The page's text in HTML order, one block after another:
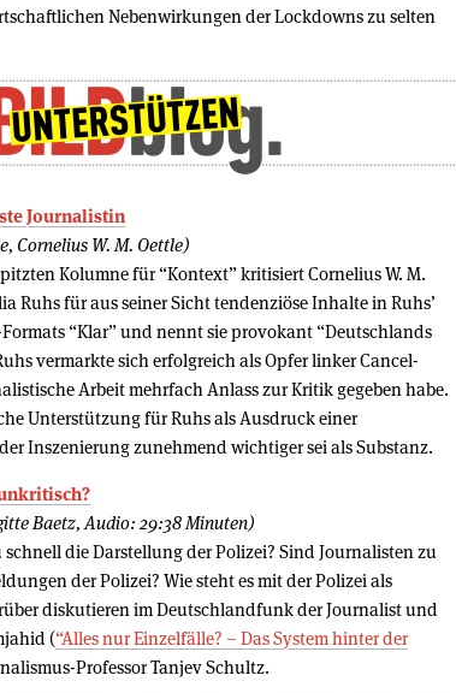
Nebenwirkungen der Lockdowns zu selten
Journalistin
Cornelius W. M. Oettle)
Kolumne für “Kontext” kritisiert Cornelius W. M.
Ruhs für aus seiner Sicht tendenziöse Inhalte in Ruhs’
“Klar” und nennt sie provokant “Deutschlands
vermarkte sich erfolgreich als Opfer linker Cancel-
Arbeit mehrfach Anlass zur Kritik gegeben habe.
Unterstützung für Ruhs als Ausdruck einer
Inszenierung zunehmend wichtiger sei als Substanz.
Baetz, Audio: 29:38 Minuten)
schnell die Darstellung der Polizei? Sind Journalisten zu
der Polizei? Wie steht es mit der Polizei als
diskutieren im Deutschlandfunk der Journalist und
(“Alles nur Einzelfälle? – Das System hinter der
Professor Tanjev Schultz.